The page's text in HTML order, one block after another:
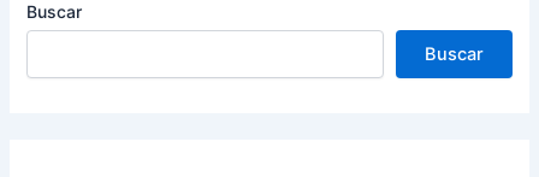
Buscar
Buscar